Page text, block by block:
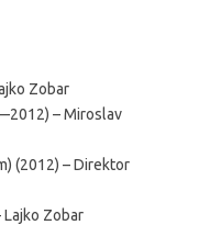
Zobar
– Miroslav
(2012) – Direktor
Zobar